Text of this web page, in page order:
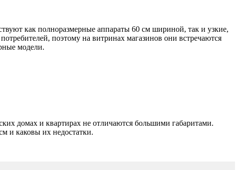
как полноразмерные аппараты 60 см шириной, так и узкие,
поэтому на витринах магазинов они встречаются
модели.
домах и квартирах не отличаются большими габаритами.
и каковы их недостатки.